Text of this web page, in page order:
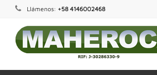
Llámenos: +58 4146002468